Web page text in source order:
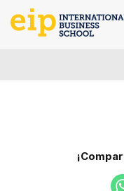
Saltar